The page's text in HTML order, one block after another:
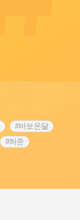
#바보온달
#허준
#징채